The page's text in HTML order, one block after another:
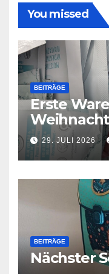
You missed
BEITRÄGE
Erste
29. JULI 2026
BEITRÄGE
Nächster